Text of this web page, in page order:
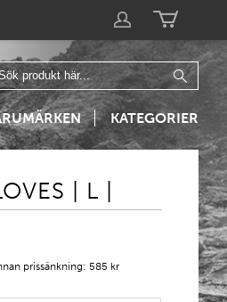
KATEGORIER
| L |
prissänkning:585 kr